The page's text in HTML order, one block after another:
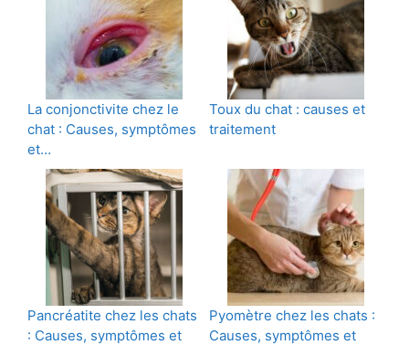
La conjonctivite chez le
chat : Causes, symptômes
et…
Toux du chat : causes et
traitement
Pancréatite chez les chats
: Causes, symptômes et
Pyomètre chez les chats :
Causes, symptômes et